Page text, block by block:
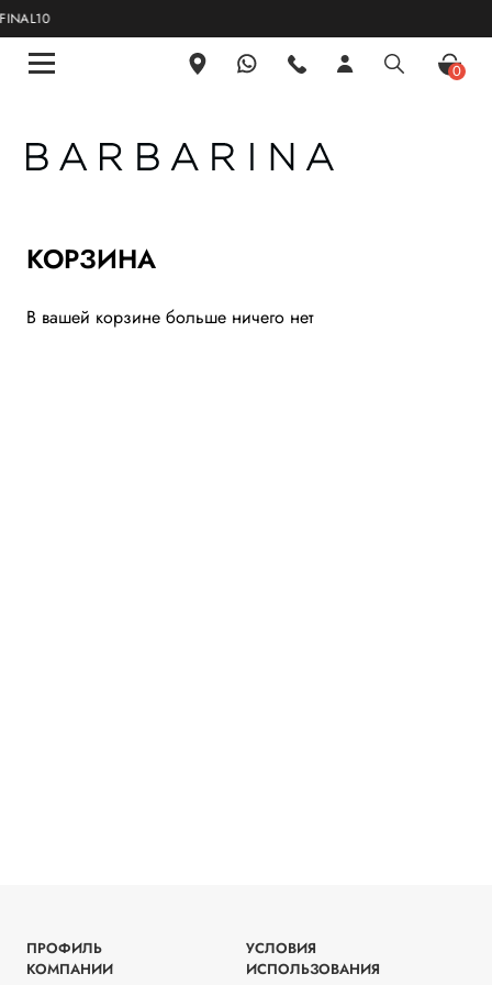
0
КОРЗИНА
В вашей корзине больше ничего нет
ПРОФИЛЬ
КОМПАНИИ
УСЛОВИЯ
ИСПОЛЬЗОВАНИЯ